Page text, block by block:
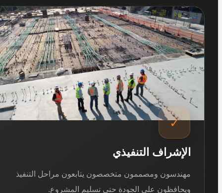
03
✓
الإشراف التنفيذي
مهندسون ومصممون متخصصون يتابعون مراحل التنفيذ
ويحافظون على الجودة حتى تسليم المشروع.